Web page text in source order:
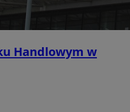
Handlowym w